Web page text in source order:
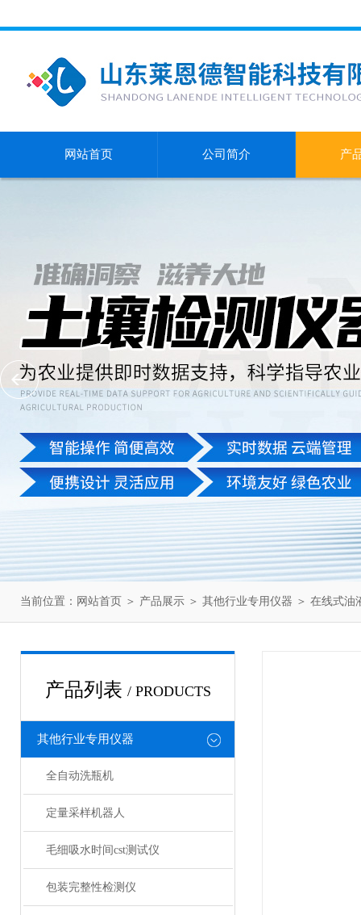
网站首页 公司简介 产
当前位置： 网站首页 ＞ 产品展示 ＞ 其他行业专用仪器 ＞ 在线式油
产品列表 / PRODUCTS
其他行业专用仪器
全自动洗瓶机
定量采样机器人
毛细吸水时间cst测试仪
包装完整性检测仪